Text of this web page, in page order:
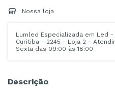
Nossa loja
Lumled Especializada em Led -
Curitiba - 2245 - Loja 2 -
Sexta das 09:00 às 18:00
Descrição